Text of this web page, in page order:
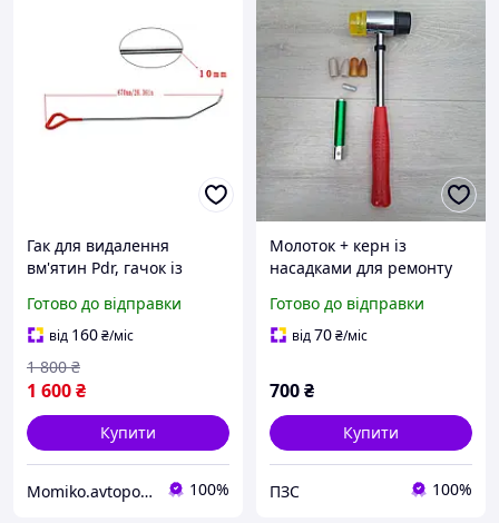
Гак для видалення
вм'ятин Pdr, гачок із
рихтувальна без
фарбування
Готово до відправки
від 160₴/міс
1 600₴
1 800 ₴
Купити
Momiko.avtopomich 100%
Молоток + керн із
насадками для ремонту
Готово до відправки
від70₴/міс
700₴
Купити
ПЗС 100%